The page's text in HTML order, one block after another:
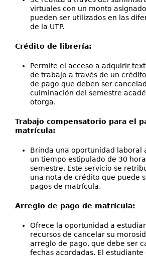
virtuales con un monto
pueden ser utilizados en las
de la UTP.
Crédito de librería:
Permite el acceso a adquirir
de trabajo a través de un
de pago que deben ser
culminación del semestre
otorga.
Trabajo compensatorio para el
matrícula:
Brinda una oportunidad laboral
un tiempo estipulado de 30
semestre. Este servicio se
una nota de crédito que puede
pagos de matrícula.
Arreglo de pago de matrícula:
Ofrece la oportunidad a
recursos de cancelar su
arreglo de pago, que debe ser
fechas acordadas. El estudiante